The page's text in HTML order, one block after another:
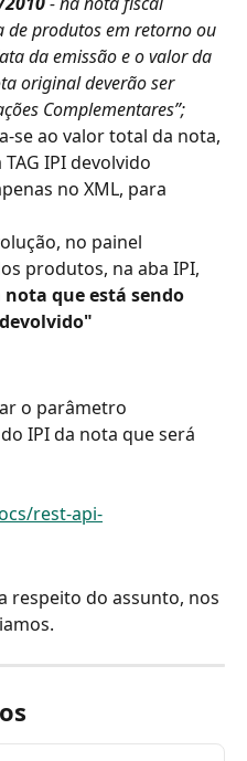
produtos em retorno ou
da emissão e o valor da
original deverão ser
Complementares”;
se ao valor total da nota,
IPI devolvido
no XML, para
no painel
produtos, na aba IPI,
que está sendo
o parâmetro
IPI da nota que será
rest-api-
respeito do assunto, nos